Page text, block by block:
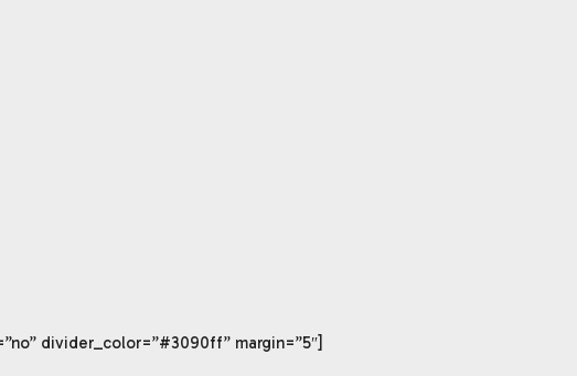
divider_color=”#3090ff” margin=”5″]